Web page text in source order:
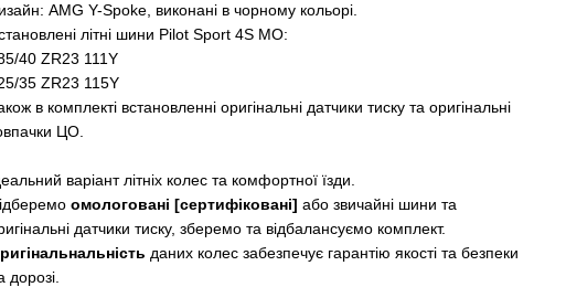
AMG Y-Spoke, виконані в чорному кольорі.
літні шини Pilot Sport 4S MO:
40 ZR23 111Y
35 ZR23 115Y
в комплекті встановленні оригінальні датчики тиску та оригінальні
ЦО.
варіант літніх колес та комфортної їзди.
омологовані [сертифіковані]або звичайні шини та
датчики тиску, зберемо та відбалансуємо комплект.
даних колес забезпечує гарантію якості та безпеки
дорозі.